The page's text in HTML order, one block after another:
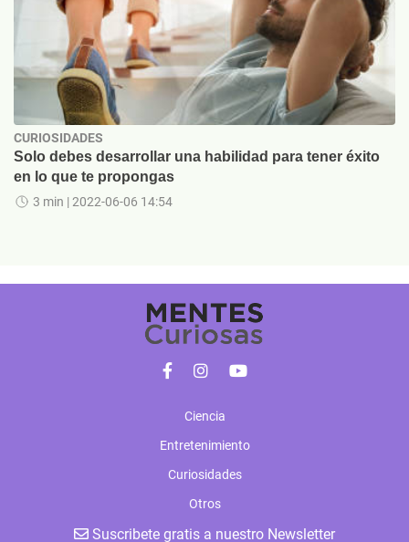
CURIOSIDADES
Solo debes desarrollar una habilidad para tener éxito
en lo que te propongas
3 min | 2022-06-06 14:54
Ciencia
Entretenimiento
Curiosidades
Otros
Suscribete gratis a nuestro Newsletter